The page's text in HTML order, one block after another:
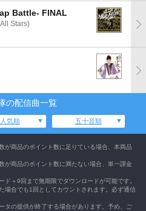
Battle- FINAL
Stars)
の配信曲一覧
人気順 五十音順
が商品のポイント数に足りている場合、本商品
が商品のポイント数に満たない場合、単一課金
＋9回まで無期限でダウンロードが可能です。
場合でも1回としてカウントされます。必ず通信
タの提供が終了する場合があります。予め、ご